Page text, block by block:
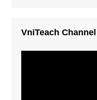
VniTeach Channel